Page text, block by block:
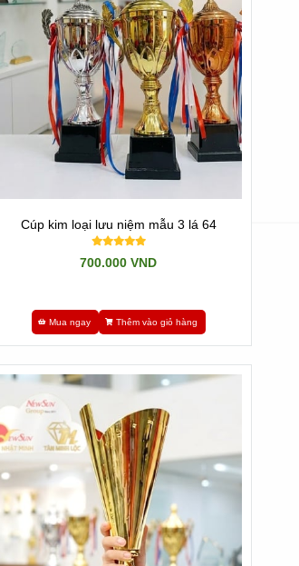
Cúp kim loại lưu niệm mẫu 3 lá 64
700.000 VND
Mua ngay Thêm vào giỏ hàng